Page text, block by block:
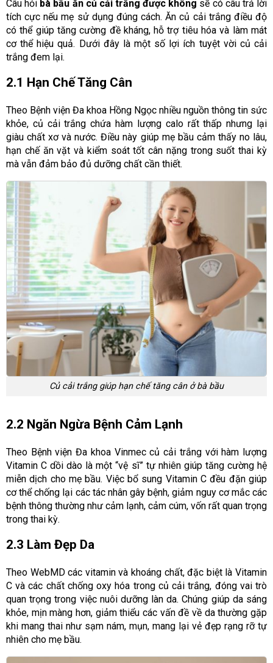
Câu hỏi bà bầu ăn củ cải trắng được không sẽ có câu trả lời
tích cực nếu mẹ sử dụng đúng cách. Ăn củ cải trắng điều độ
có thể giúp tăng cường đề kháng, hỗ trợ tiêu hóa và làm mát
cơ thể hiệu quả. Dưới đây là một số lợi ích tuyệt vời củ cải
trắng đem lại.
2.1 Hạn Chế Tăng Cân
Theo Bệnh viện Đa khoa Hồng Ngọc nhiều nguồn thông tin sức
khỏe, củ cải trắng chứa hàm lượng calo rất thấp nhưng lại
giàu chất xơ và nước. Điều này giúp mẹ bầu cảm thấy no lâu,
hạn chế ăn vặt và kiểm soát tốt cân nặng trong suốt thai kỳ
mà vẫn đảm bảo đủ dưỡng chất cần thiết.
Củ cải trắng giúp hạn chế tăng cân ở bà bầu
2.2 Ngăn Ngừa Bệnh Cảm Lạnh
Theo Bệnh viện Đa khoa Vinmec củ cải trắng với hàm lượng
Vitamin C dồi dào là một “vệ sĩ” tự nhiên giúp tăng cường hệ
miễn dịch cho mẹ bầu. Việc bổ sung Vitamin C đều đặn giúp
cơ thể chống lại các tác nhân gây bệnh, giảm nguy cơ mắc các
bệnh thông thường như cảm lạnh, cảm cúm, vốn rất quan trọng
trong thai kỳ.
2.3 Làm Đẹp Da
Theo WebMD các vitamin và khoáng chất, đặc biệt là Vitamin
C và các chất chống oxy hóa trong củ cải trắng, đóng vai trò
quan trọng trong việc nuôi dưỡng làn da. Chúng giúp da sáng
khỏe, mịn màng hơn, giảm thiểu các vấn đề về da thường gặp
khi mang thai như sạm nám, mụn, mang lại vẻ đẹp rạng rỡ tự
nhiên cho mẹ bầu.